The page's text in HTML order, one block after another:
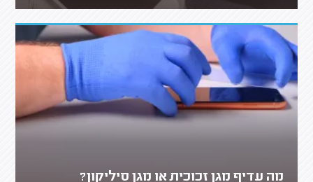
מה עדיף מגן זכוכית או מגן סיליקון?